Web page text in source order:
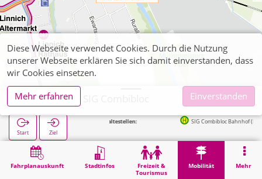
Fahrplanauskunft Stadtinfos
Freizeit &
Tourismus
Mobilität Mehr
Linnich, P+R SIG Combibloc
Start Ziel
Nächste Haltestellen: SIG Combibloc Bahnhof (Bus) in
Mobilität Linnich, P+R SIG Combibloc
Diese Webseite verwendet Cookies. Durch die Nutzung
unserer Webseite erklären Sie sich damit einverstanden, dass
wir Cookies einsetzen.
Mehr erfahren
Einverstanden